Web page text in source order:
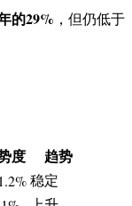
的29% ，但仍低于
度 趋势
稳定